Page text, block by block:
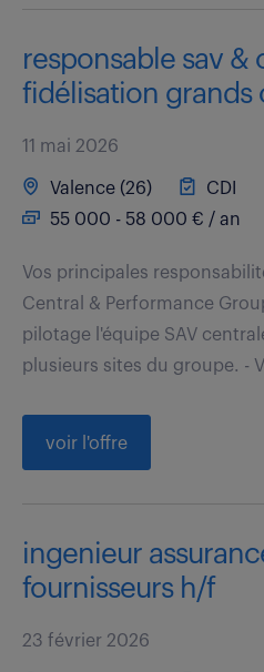
responsable sav &
fidélisation grands
11 mai 2026
Valence (26)
CDI
55 000 - 58 000 € / an
Vos principales
Central & Performance
pilotage l'équipe SAV
plusieurs sites du groupe. -
voir l'offre
ingenieur
fournisseurs h/f
23 février 2026